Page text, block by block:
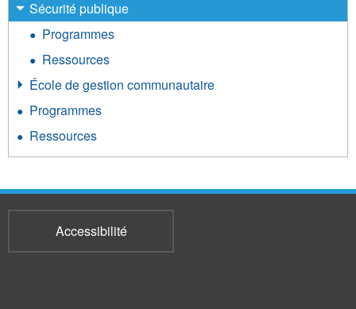
Sécurité publique
Programmes
Ressources
École de gestion communautaire
Programmes
Ressources
Accessibilité